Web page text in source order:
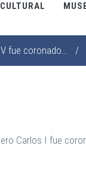
fue coronado… /
Carlos I fue